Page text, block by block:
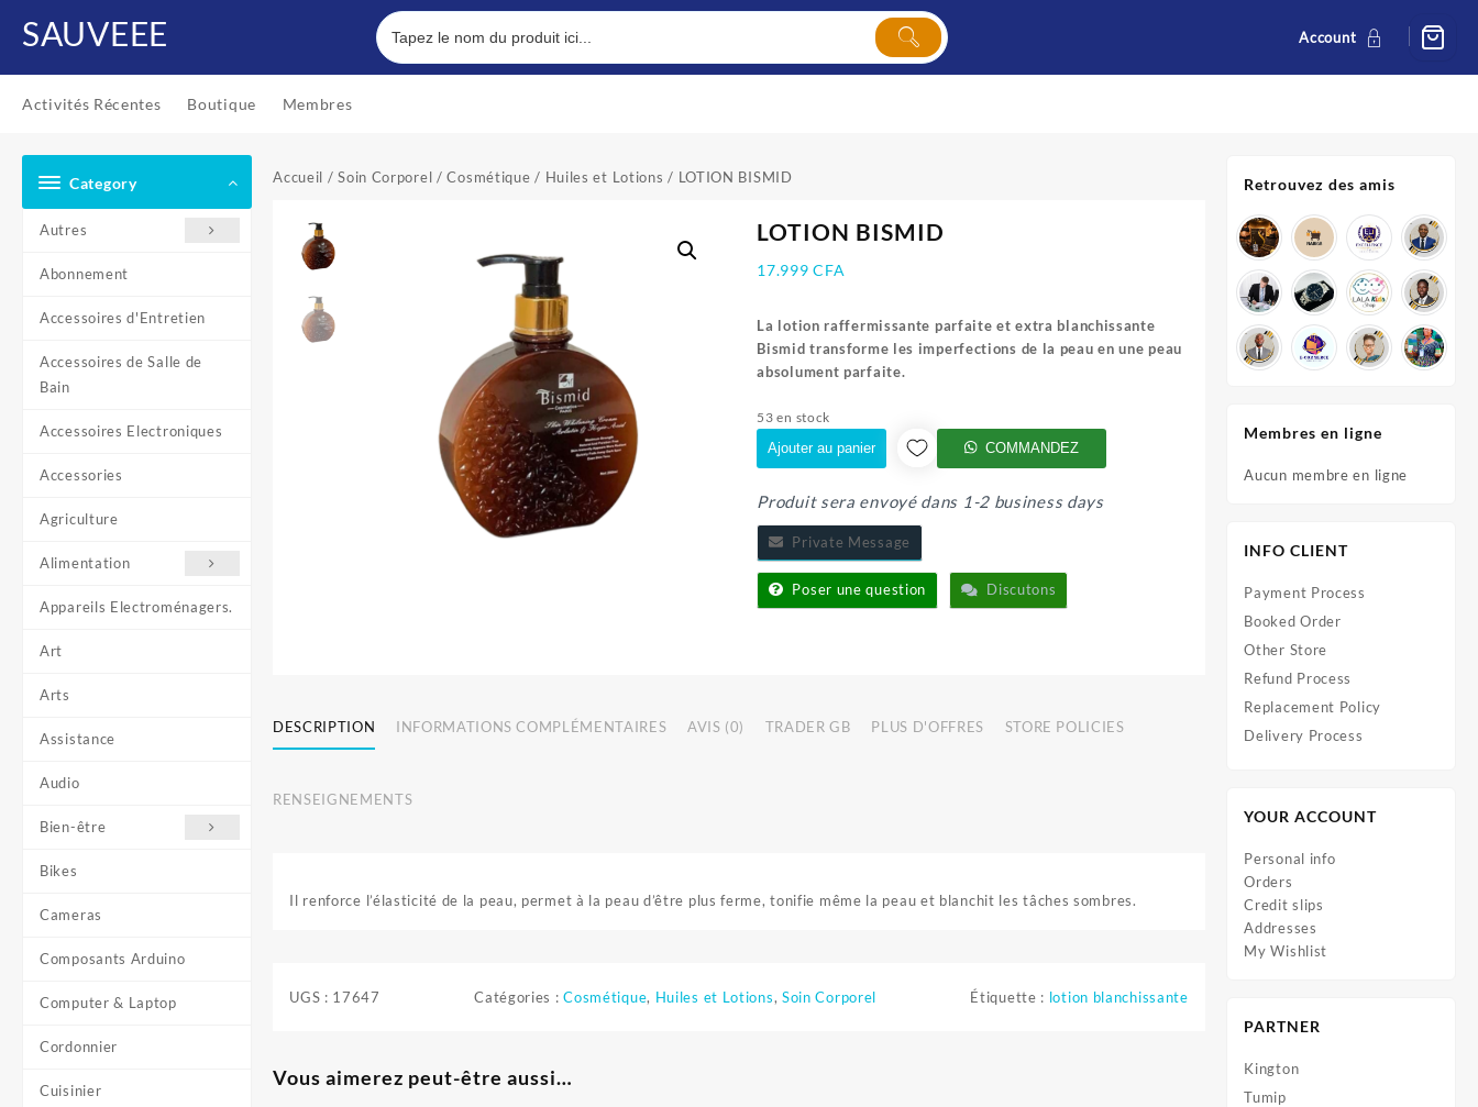
SAUVEEE Account
Activités Récentes Boutique Membres
Category
Autres
Abonnement
Accessoires d'Entretien
Accessoires de Salle de
Bain
Accessoires Electroniques
Accessories
Agriculture
Alimentation
Appareils Electroménagers.
Art
Arts
Assistance
Audio
Bien-être
Bikes
Cameras
Composants Arduino
Computer & Laptop
Cordonnier
Cuisinier
Accueil /Soin Corporel /Cosmétique / Huiles et Lotions / LOTION BISMID
LOTION BISMID
17.999CFA
La lotion raffermissante parfaite et extra blanchissante
Bismid transforme les imperfections de la peau en une peau
absolument parfaite.
53 en stock
Ajouter au panier
COMMANDEZ
Produit sera envoyé dans 1-2 business days
Private Message
Poser une question Discutons
DESCRIPTION INFORMATIONS COMPLÉMENTAIRES AVIS (0) TRADER GB PLUS D'OFFRES STORE POLICIES
RENSEIGNEMENTS
Il renforce l’élasticité de la peau, permet à la peau d’être plus ferme, tonifie même la peau et blanchit les tâches sombres.
UGS : 17647 Catégories :Cosmétique, Huiles et Lotions, Soin Corporel Étiquette : lotion blanchissante
Vous aimerez peut-être aussi…
Retrouvez des amis
Membres en ligne
Aucun membre en ligne
INFO CLIENT
Payment Process
Booked Order
Other Store
Refund Process
Replacement Policy
Delivery Process
YOUR ACCOUNT
Personal info
Orders
Credit slips
Addresses
My Wishlist
PARTNER
Kington
Tumip